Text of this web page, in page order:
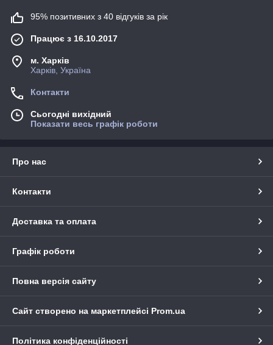
95% позитивних з 40 відгуків за рік
Працює з 16.10.2017
м. Харків
Харків, Україна
Контакти
Сьогодні вихідний
Показати весь графік роботи
Про нас
Контакти
Доставка та оплата
Графік роботи
Повна версія сайту
Сайт створено на маркетплейсі Prom.ua
Політика конфіденційності